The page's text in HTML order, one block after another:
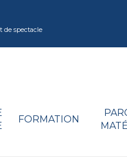
de spectacle
FORMATION